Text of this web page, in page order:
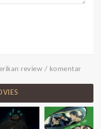
review / komentar